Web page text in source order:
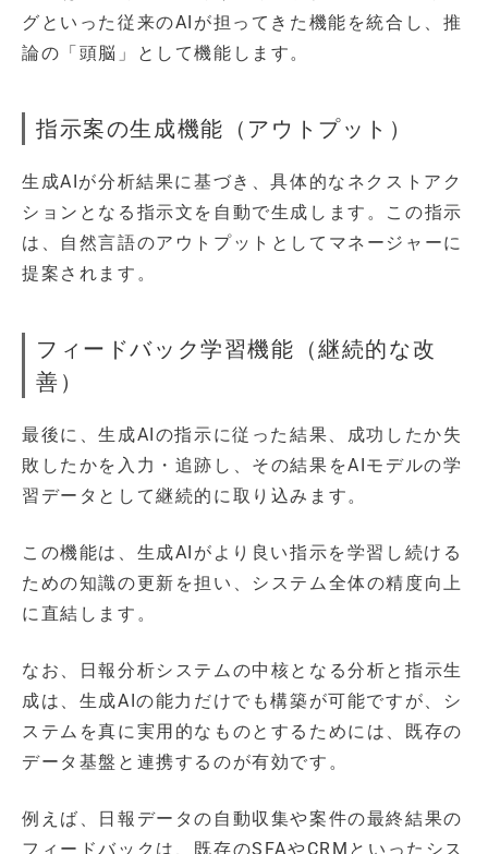
グといった従来のAIが担ってきた機能を統合し、推
論の「頭脳」として機能します。
指示案の生成機能（アウトプット）
生成AIが分析結果に基づき、具体的なネクストアク
ションとなる指示文を自動で生成します。この指示
は、自然言語のアウトプットとしてマネージャーに
提案されます。
フィードバック学習機能（継続的な改
善）
最後に、生成AIの指示に従った結果、成功したか失
敗したかを入力・追跡し、その結果をAIモデルの学
習データとして継続的に取り込みます。
この機能は、生成AIがより良い指示を学習し続ける
ための知識の更新を担い、システム全体の精度向上
に直結します。
なお、日報分析システムの中核となる分析と指示生
成は、生成AIの能力だけでも構築が可能ですが、シ
ステムを真に実用的なものとするためには、既存の
データ基盤と連携するのが有効です。
例えば、日報データの自動収集や案件の最終結果の
フィードバックは、既存のSFAやCRMといったシス